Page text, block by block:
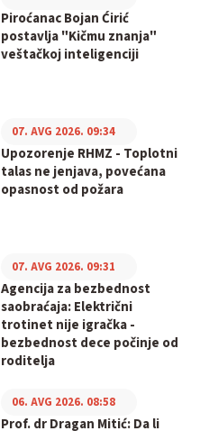
Piroćanac Bojan Ćirić
postavlja "Kičmu znanja"
veštačkoj inteligenciji
Upozorenje RHMZ - Toplotni
talas ne jenjava, povećana
opasnost od požara
07. AVG 2026. 09:34
Agencija za bezbednost
saobraćaja: Električni
trotinet nije igračka -
bezbednost dece počinje od
roditelja
07. AVG 2026. 09:31
Prof. dr Dragan Mitić: Da li
06. AVG 2026. 08:58